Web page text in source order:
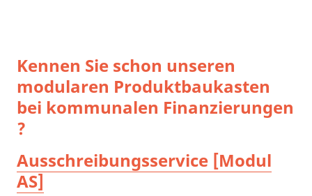
Kennen Sie schon unseren
modularen Produktbaukasten
bei kommunalen Finanzierungen
?
Ausschreibungsservice [Modul
AS]